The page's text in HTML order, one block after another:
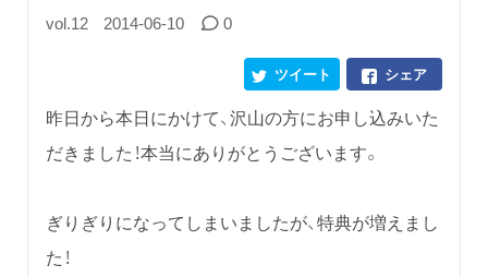
vol.12 2014-06-10 0
シェア
ツイート
昨日から本日にかけて、沢山の方にお申し込みいた
だきました！本当にありがとうございます。
ぎりぎりになってしまいましたが、特典が増えまし
た！